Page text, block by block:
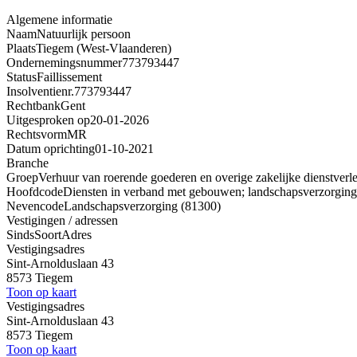
Algemene informatie
NaamNatuurlijk persoon
PlaatsTiegem (West-Vlaanderen)
Ondernemingsnummer773793447
StatusFaillissement
Insolventienr.773793447
RechtbankGent
Uitgesproken op20-01-2026
RechtsvormMR
Datum oprichting01-10-2021
Branche
GroepVerhuur van roerende goederen en overige zakelijke
HoofdcodeDiensten in verband met gebouwen;
NevencodeLandschapsverzorging (81300)
Vestigingen / adressen
SindsSoortAdres
Vestigingsadres
Sint-Arnolduslaan 43
8573 Tiegem
Toon op kaart
Vestigingsadres
Sint-Arnolduslaan 43
8573 Tiegem
Toon op kaart